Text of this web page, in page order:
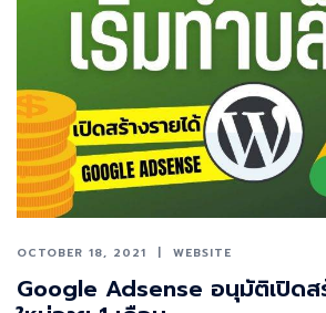
OCTOBER 18, 2021 WEBSITE
Google Adsense อนุมัติเปิดส